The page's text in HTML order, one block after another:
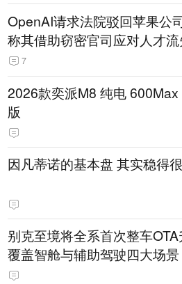
OpenAI请求法院驳回苹果公
称其借助窃密官司应对人才
7
2026款奕派M8 纯电 600Max
版
因凡蒂诺的基本盘 其实稳得很
别克至境将全系首次整车
覆盖智舱与辅助驾驶四大场景